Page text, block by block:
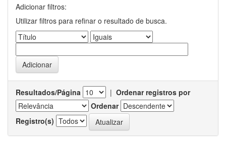
Adicionar filtros:
Utilizar filtros para refinar o resultado de busca.
Resultados/Página | Ordenar registros por
Ordenar
Registro(s)